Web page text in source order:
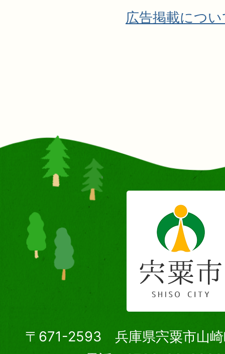
広告掲載につ
〒671-2593 兵庫県宍粟市山崎